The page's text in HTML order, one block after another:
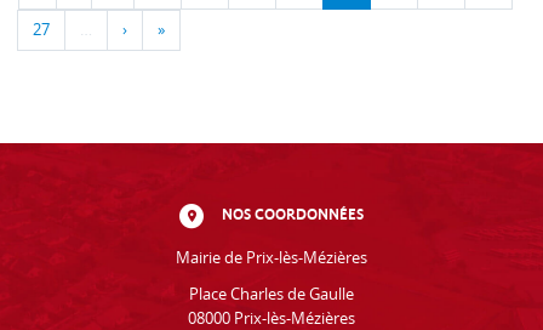
27 … › »
NOS COORDONNÉES
Mairie de Prix-lès-Mézières
Place Charles de Gaulle
08000 Prix-lès-Mézières